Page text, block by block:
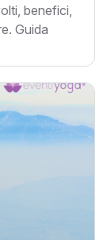
benefici,
Guida